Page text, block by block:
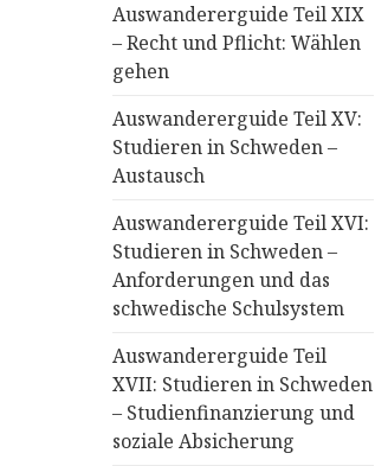
Auswandererguide Teil XIX
– Recht und Pflicht: Wählen
gehen
Auswandererguide Teil XV:
Studieren in Schweden –
Austausch
Auswandererguide Teil XVI:
Studieren in Schweden –
Anforderungen und das
schwedische Schulsystem
Auswandererguide Teil
XVII: Studieren in Schweden
– Studienfinanzierung und
soziale Absicherung